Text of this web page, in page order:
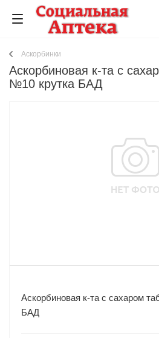
Аскорбинки
Аскорбиновая к-та с
№10 крутка БАД
Аскорбиновая к-та с сахаром
БАД